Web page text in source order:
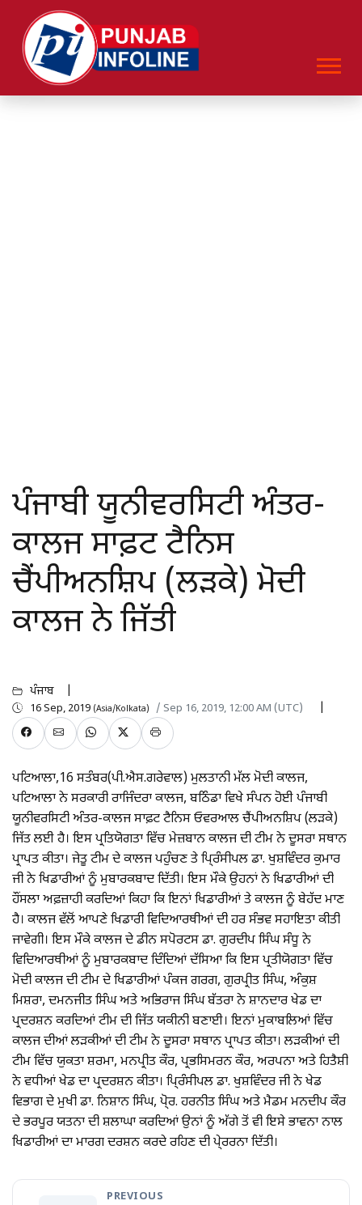
ਪੰਜਾਬੀ ਯੂਨੀਵਰਸਿਟੀ ਅੰਤਰ-
ਕਾਲਜ ਸਾਫ਼ਟ ਟੈਨਿਸ
ਚੈਂਪੀਅਨਸ਼ਿਪ (ਲੜਕੇ) ਮੋਦੀ
ਕਾਲਜ ਨੇ ਜਿੱਤੀ
ਪੰਜਾਬ
16 Sep, 2019 (Asia/Kolkata) / Sep 16, 2019, 12:00 AM (UTC)
ਪਟਿਆਲਾ,16 ਸਤੰਬਰ(ਪੀ.ਐਸ.ਗਰੇਵਾਲ) ਮੁਲਤਾਨੀ ਮੱਲ ਮੋਦੀ ਕਾਲਜ,
ਪਟਿਆਲਾ ਨੇ ਸਰਕਾਰੀ ਰਾਜਿੰਦਰਾ ਕਾਲਜ, ਬਠਿੰਡਾ ਵਿਖੇ ਸੰਪਨ ਹੋਈ ਪੰਜਾਬੀ
ਯੂਨੀਵਰਸਿਟੀ ਅੰਤਰ-ਕਾਲਜ ਸਾਫ਼ਟ ਟੈਨਿਸ ਓਵਰਆਲ ਚੈਂਪੀਅਨਸ਼ਿਪ (ਲੜਕੇ)
ਜਿੱਤ ਲਈ ਹੈ। ਇਸ ਪ੍ਰਤਿਯੋਗਤਾ ਵਿੱਚ ਮੇਜ਼ਬਾਨ ਕਾਲਜ ਦੀ ਟੀਮ ਨੇ ਦੂਸਰਾ ਸਥਾਨ
ਪ੍ਰਾਪਤ ਕੀਤਾ। ਜੇਤੂ ਟੀਮ ਦੇ ਕਾਲਜ ਪਹੁੰਚਣ ਤੇ ਪਿ੍ਰੰਸੀਪਲ ਡਾ. ਖੁਸ਼ਵਿੰਦਰ ਕੁਮਾਰ
ਜੀ ਨੇ ਖਿਡਾਰੀਆਂ ਨੂੰ ਮੁਬਾਰਕਬਾਦ ਦਿੱਤੀ। ਇਸ ਮੌਕੇ ਉਹਨਾਂ ਨੇ ਖਿਡਾਰੀਆਂ ਦੀ
ਹੌਂਸਲਾ ਅਫ਼ਜ਼ਾਹੀ ਕਰਦਿਆਂ ਕਿਹਾ ਕਿ ਇਨਾਂ ਖਿਡਾਰੀਆਂ ਤੇ ਕਾਲਜ ਨੂੰ ਬੇਹੱਦ ਮਾਣ
ਹੈ। ਕਾਲਜ ਵੱਲੋਂ ਆਪਣੇ ਖਿਡਾਰੀ ਵਿਦਿਆਰਥੀਆਂ ਦੀ ਹਰ ਸੰਭਵ ਸਹਾਇਤਾ ਕੀਤੀ
ਜਾਵੇਗੀ। ਇਸ ਮੌਕੇ ਕਾਲਜ ਦੇ ਡੀਨ ਸਪੋਰਟਸ ਡਾ. ਗੁਰਦੀਪ ਸਿੰਘ ਸੰਧੂ ਨੇ
ਵਿਦਿਆਰਥੀਆਂ ਨੂੰ ਮੁਬਾਰਕਬਾਦ ਦਿੰਦਿਆਂ ਦੱਸਿਆ ਕਿ ਇਸ ਪ੍ਰਤੀਯੋਗਤਾ ਵਿੱਚ
ਮੋਦੀ ਕਾਲਜ ਦੀ ਟੀਮ ਦੇ ਖਿਡਾਰੀਆਂ ਪੰਕਜ ਗਰਗ, ਗੁਰਪ੍ਰੀਤ ਸਿੰਘ, ਅੰਕੁਸ਼
ਮਿਸ਼ਰਾ, ਦਮਨਜੀਤ ਸਿੰਘ ਅਤੇ ਅਭਿਰਾਜ ਸਿੰਘ ਬੱਤਰਾ ਨੇ ਸ਼ਾਨਦਾਰ ਖੇਡ ਦਾ
ਪ੍ਰਦਰਸ਼ਨ ਕਰਦਿਆਂ ਟੀਮ ਦੀ ਜਿੱਤ ਯਕੀਨੀ ਬਣਾਈ। ਇਨਾਂ ਮੁਕਾਬਲਿਆਂ ਵਿੱਚ
ਕਾਲਜ ਦੀਆਂ ਲੜਕੀਆਂ ਦੀ ਟੀਮ ਨੇ ਦੂਸਰਾ ਸਥਾਨ ਪ੍ਰਾਪਤ ਕੀਤਾ। ਲੜਕੀਆਂ ਦੀ
ਟੀਮ ਵਿੱਚ ਯੁਕਤਾ ਸ਼ਰਮਾ, ਮਨਪ੍ਰੀਤ ਕੌਰ, ਪ੍ਰਭਸਿਮਰਨ ਕੌਰ, ਅਰਪਨਾ ਅਤੇ ਹਿਤੈਸ਼ੀ
ਨੇ ਵਧੀਆਂ ਖੇਡ ਦਾ ਪ੍ਰਦਰਸ਼ਨ ਕੀਤਾ। ਪਿ੍ਰੰਸੀਪਲ ਡਾ. ਖੁਸ਼ਵਿੰਦਰ ਜੀ ਨੇ ਖੇਡ
ਵਿਭਾਗ ਦੇ ਮੁਖੀ ਡਾ. ਨਿਸ਼ਾਨ ਸਿੰਘ, ਪੋ੍ਰ. ਹਰਨੀਤ ਸਿੰਘ ਅਤੇ ਮੈਡਮ ਮਨਦੀਪ ਕੌਰ
ਦੇ ਭਰਪੂਰ ਯਤਨਾ ਦੀ ਸ਼ਲਾਘਾ ਕਰਦਿਆਂ ਉਨਾਂ ਨੂੰ ਅੱਗੇ ਤੋਂ ਵੀ ਇਸੇ ਭਾਵਨਾ ਨਾਲ
ਖਿਡਾਰੀਆਂ ਦਾ ਮਾਰਗ ਦਰਸ਼ਨ ਕਰਦੇ ਰਹਿਣ ਦੀ ਪੇ੍ਰਰਨਾ ਦਿੱਤੀ।
PREVIOUS